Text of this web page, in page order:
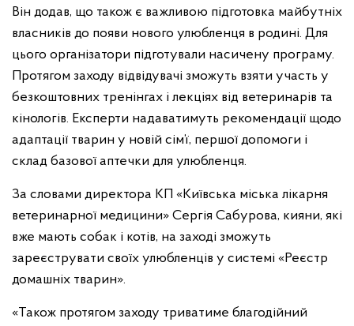
Він додав, що також є важливою підготовка майбутніх
власників до появи нового улюбленця в родині. Для
цього організатори підготували насичену програму.
Протягом заходу відвідувачі зможуть взяти участь у
безкоштовних тренінгах і лекціях від ветеринарів та
кінологів. Експерти надаватимуть рекомендації щодо
адаптації тварин у новій сім’ї, першої допомоги і
склад базової аптечки для улюбленця.
За словами директора КП «Київська міська лікарня
ветеринарної медицини» Сергія Сабурова, кияни, які
вже мають собак і котів, на заході зможуть
зареєструвати своїх улюбленців у системі «Реєстр
домашніх тварин».
«Також протягом заходу триватиме благодійний